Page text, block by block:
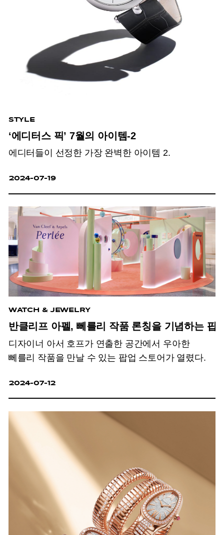
STYLE
‘에디터스 픽’ 7월의 아이템-2
에디터들이 선정한 가장 완벽한 아이템 2.
2024-07-19
WATCH & JEWELRY
반클리프 아펠, 뻬를리 작품 론칭을 기념하는 팝
디자이너 아서 호프가 연출한 공간에서 우아한
뻬를리 작품을 만날 수 있는 팝업 스토어가 열렸다.
2024-07-12